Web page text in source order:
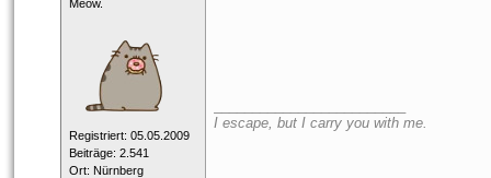
​Meow.
Registriert: 05.05.2009
Beiträge: 2.541
Ort: Nürnberg
I escape, but I carry you with me.